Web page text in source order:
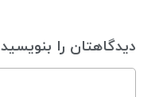
دیدگاهتان را بنویسید